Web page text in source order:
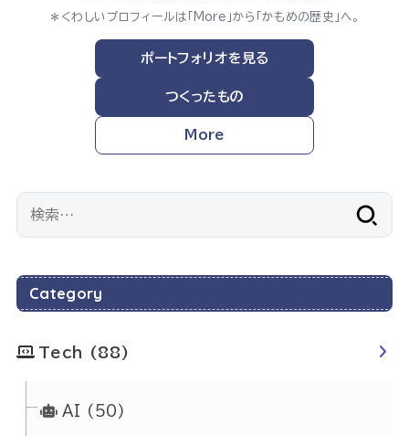
＊くわしいプロフィールは「More」から「かもめの歴史」へ。
ポートフォリオを見る
つくったもの
More
Category
Tech (88)
AI (50)